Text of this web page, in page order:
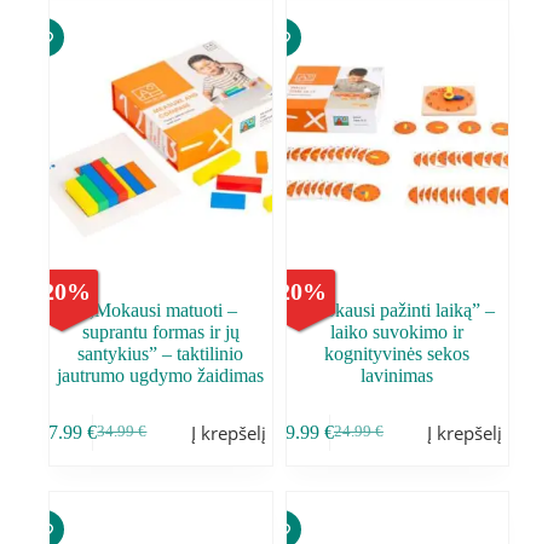
20%
,,Mokausi matuoti –
suprantu formas ir jų
santykius” – taktilinio
jautrumo ugdymo žaidimas
34.99€
27.99€ Į krepšelį
20%
,,Mokausi pažinti laiką” –
laiko suvokimo ir
kognityvinės sekos
lavinimas
24.99€
19.99 € Į krepšelį